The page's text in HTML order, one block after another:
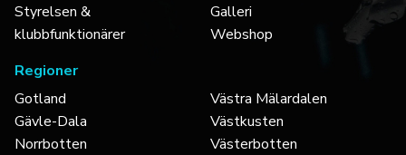
Styrelsen &
klubbfunktionärer
Galleri
Webshop
Regioner
Gotland
Gävle-Dala
Norrbotten
Västra Mälardalen
Västkusten
Västerbotten